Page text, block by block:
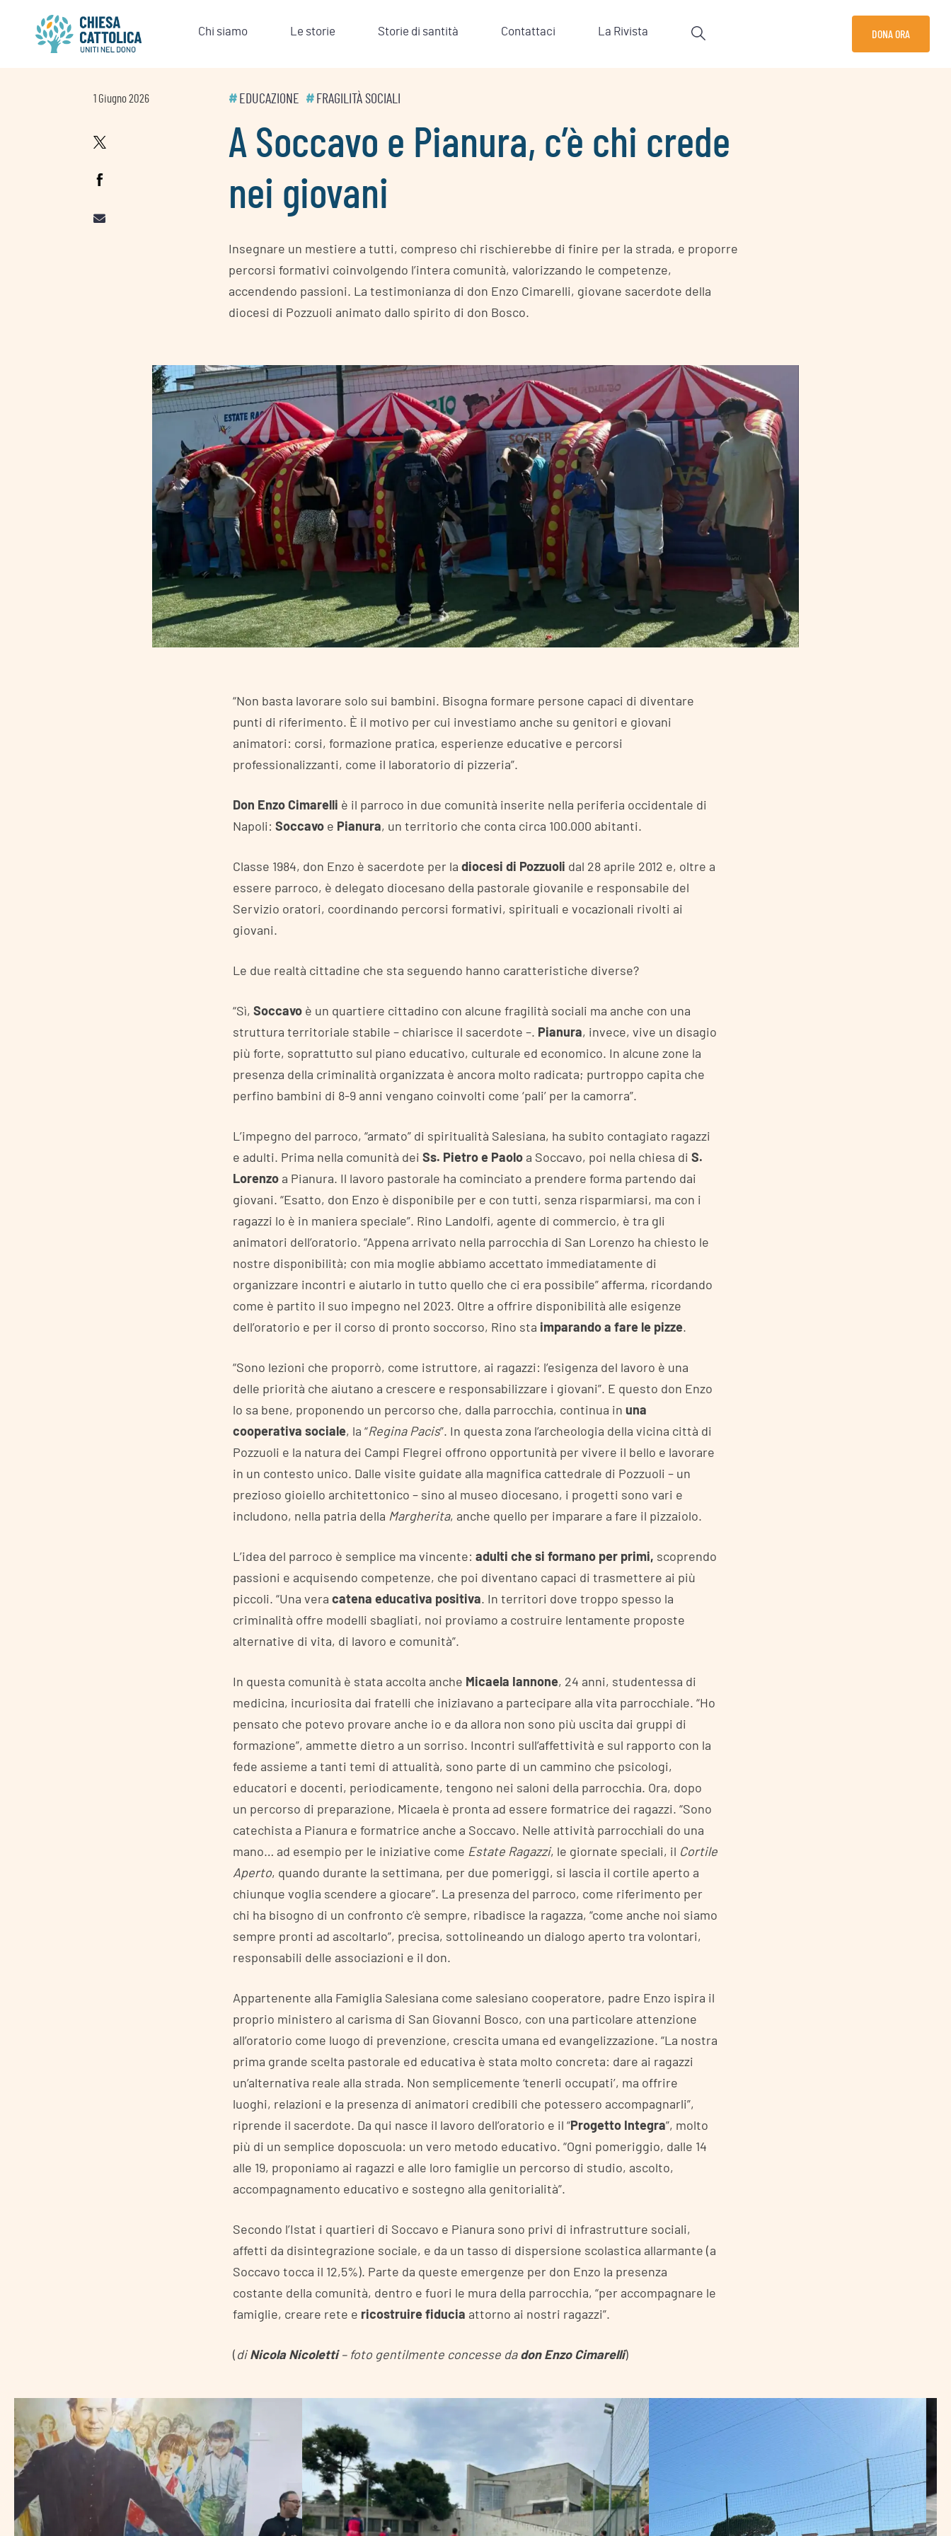
Chi siamo Le storie Storie di santità Contattaci La Rivista DONA ORA
1 Giugno 2026 # EDUCAZIONE # FRAGILITÀ SOCIALI
A Soccavo e Pianura, c’è chi crede
nei giovani
Insegnare un mestiere a tutti, compreso chi rischierebbe di finire per la strada, e proporre
percorsi formativi coinvolgendo l’intera comunità, valorizzando le competenze,
accendendo passioni. La testimonianza di don Enzo Cimarelli, giovane sacerdote della
diocesi di Pozzuoli animato dallo spirito di don Bosco.
“Non basta lavorare solo sui bambini. Bisogna formare persone capaci di diventare
punti di riferimento. È il motivo per cui investiamo anche su genitori e giovani
animatori: corsi, formazione pratica, esperienze educative e percorsi
professionalizzanti, come il laboratorio di pizzeria”.
Don Enzo Cimarelli è il parroco in due comunità inserite nella periferia occidentale di
Napoli:Soccavo e Pianura, un territorio che conta circa 100.000 abitanti.
Classe 1984, don Enzo è sacerdote per ladiocesi di Pozzuoli dal 28 aprile 2012 e, oltre a
essere parroco, è delegato diocesano della pastorale giovanile e responsabile del
Servizio oratori, coordinando percorsi formativi, spirituali e vocazionali rivolti ai
giovani.
Le due realtà cittadine che sta seguendo hanno caratteristiche diverse?
“Sì,Soccavo è un quartiere cittadino con alcune fragilità sociali ma anche con una
struttura territoriale stabile – chiarisce il sacerdote –. Pianura, invece, vive un disagio
più forte, soprattutto sul piano educativo, culturale ed economico. In alcune zone la
presenza della criminalità organizzata è ancora molto radicata; purtroppo capita che
perfino bambini di 8-9 anni vengano coinvolti come ‘pali’ per la camorra”.
L’impegno del parroco, “armato” di spiritualità Salesiana, ha subito contagiato ragazzi
e adulti. Prima nella comunità deiSs. Pietro e Paolo a Soccavo, poi nella chiesa diS.
Lorenzo a Pianura. Il lavoro pastorale ha cominciato a prendere forma partendo dai
giovani. “Esatto, don Enzo è disponibile per e con tutti, senza risparmiarsi, ma con i
ragazzi lo è in maniera speciale”. Rino Landolfi, agente di commercio, è tra gli
animatori dell’oratorio. “Appena arrivato nella parrocchia di San Lorenzo ha chiesto le
nostre disponibilità; con mia moglie abbiamo accettato immediatamente di
organizzare incontri e aiutarlo in tutto quello che ci era possibile” afferma, ricordando
come è partito il suo impegno nel 2023. Oltre a offrire disponibilità alle esigenze
dell’oratorio e per il corso di pronto soccorso, Rino sta imparando a fare le pizze.
“Sono lezioni che proporrò, come istruttore, ai ragazzi: l’esigenza del lavoro è una
delle priorità che aiutano a crescere e responsabilizzare i giovani”. E questo don Enzo
lo sa bene, proponendo un percorso che, dalla parrocchia, continua inuna
cooperativa sociale, la “Regina Pacis”. In questa zona l’archeologia della vicina città di
Pozzuoli e la natura dei Campi Flegrei offrono opportunità per vivere il bello e lavorare
in un contesto unico. Dalle visite guidate alla magnifica cattedrale di Pozzuoli – un
prezioso gioiello architettonico – sino al museo diocesano, i progetti sono vari e
includono, nella patria della Margherita, anche quello per imparare a fare il pizzaiolo.
L’idea del parroco è semplice ma vincente:adulti che si formano per primi, scoprendo
passioni e acquisendo competenze, che poi diventano capaci di trasmettere ai più
piccoli. “Una veracatena educativa positiva. In territori dove troppo spesso la
criminalità offre modelli sbagliati, noi proviamo a costruire lentamente proposte
alternative di vita, di lavoro e comunità”.
In questa comunità è stata accolta anche Micaela Iannone, 24 anni, studentessa di
medicina, incuriosita dai fratelli che iniziavano a partecipare alla vita parrocchiale. “Ho
pensato che potevo provare anche io e da allora non sono più uscita dai gruppi di
formazione”, ammette dietro a un sorriso. Incontri sull’affettività e sul rapporto con la
fede assieme a tanti temi di attualità, sono parte di un cammino che psicologi,
educatori e docenti, periodicamente, tengono nei saloni della parrocchia. Ora, dopo
un percorso di preparazione, Micaela è pronta ad essere formatrice dei ragazzi. “Sono
catechista a Pianura e formatrice anche a Soccavo. Nelle attività parrocchiali do una
mano… ad esempio per le iniziative come Estate Ragazzi, le giornate speciali, il Cortile
Aperto, quando durante la settimana, per due pomeriggi, si lascia il cortile aperto a
chiunque voglia scendere a giocare”. La presenza del parroco, come riferimento per
chi ha bisogno di un confronto c’è sempre, ribadisce la ragazza, “come anche noi siamo
sempre pronti ad ascoltarlo”, precisa, sottolineando un dialogo aperto tra volontari,
responsabili delle associazioni e il don.
Appartenente alla Famiglia Salesiana come salesiano cooperatore, padre Enzo ispira il
proprio ministero al carisma di San Giovanni Bosco, con una particolare attenzione
all’oratorio come luogo di prevenzione, crescita umana ed evangelizzazione. “La nostra
prima grande scelta pastorale ed educativa è stata molto concreta: dare ai ragazzi
un’alternativa reale alla strada. Non semplicemente ‘tenerli occupati’, ma offrire
luoghi, relazioni e la presenza di animatori credibili che potessero accompagnarli”,
riprende il sacerdote. Da qui nasce il lavoro dell’oratorio e il “Progetto Integra”, molto
più di un semplice doposcuola: un vero metodo educativo. “Ogni pomeriggio, dalle 14
alle 19, proponiamo ai ragazzi e alle loro famiglie un percorso di studio, ascolto,
accompagnamento educativo e sostegno alla genitorialità”.
Secondo l’Istat i quartieri di Soccavo e Pianura sono privi di infrastrutture sociali,
affetti da disintegrazione sociale, e da un tasso di dispersione scolastica allarmante (a
Soccavo tocca il 12,5%). Parte da queste emergenze per don Enzo la presenza
costante della comunità, dentro e fuori le mura della parrocchia, “per accompagnare le
famiglie, creare rete e ricostruire fiducia attorno ai nostri ragazzi”.
(diNicola Nicoletti– foto gentilmente concesse dadon Enzo Cimarelli)